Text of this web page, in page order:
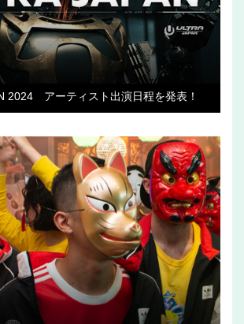
2024 アーティスト出演日程を発表！